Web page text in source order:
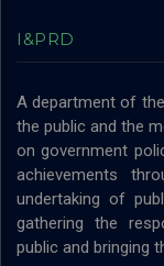
I&PRD
A department of
the public and the
on government
achievements
undertaking of
gathering the
public and bringing